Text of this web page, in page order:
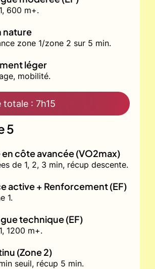
600 m+.
nature
zone 1/zone 2 sur 5 min.
léger
mobilité.
: 7h15
5
en côte avancée (VO2max)
de 1, 2, 3 min, récup descente.
active + Renforcement (EF)
1.
technique (EF)
1200 m+.
(Zone 2)
seuil, récup 5 min.